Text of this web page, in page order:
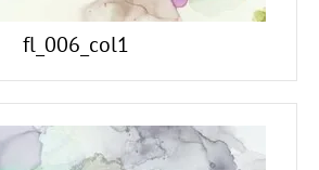
fl_006_col1